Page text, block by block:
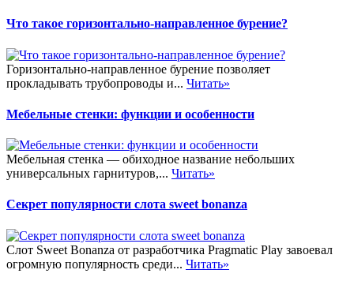
Что такое горизонтально-направленное бурение?
Горизонтально-направленное бурение позволяет
прокладывать трубопроводы и... Читать»
Мебельные стенки: функции и особенности
Мебельная стенка — обиходное название небольших
универсальных гарнитуров,... Читать»
Секрет популярности слота sweet bonanza
Слот Sweet Bonanza от разработчика Pragmatic Play завоевал
огромную популярность среди... Читать»